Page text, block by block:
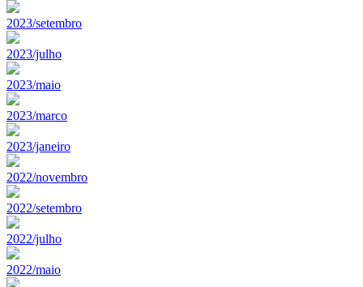
2023/setembro
2023/julho
2023/maio
2023/marco
2023/janeiro
2022/novembro
2022/setembro
2022/julho
2022/maio